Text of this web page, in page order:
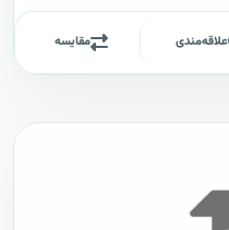
علاقه‌مندی مقایسه